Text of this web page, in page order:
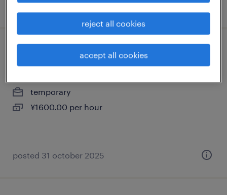
posted 16 july 2024
流通・サービス系の一般事務・oa事務
temporary
¥1600.00 per hour
posted 31 october 2025
reject all cookies
accept all cookies